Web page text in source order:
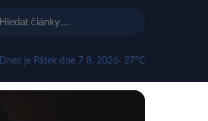
Dnes je Pátek dne 7 8. 2026· 27°C